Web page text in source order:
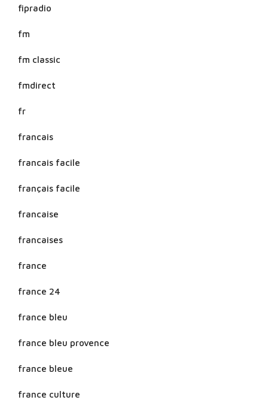
fipradio
fm
fm classic
fmdirect
fr
francais
francais facile
français facile
francaise
francaises
france
france 24
france bleu
france bleu provence
france bleue
france culture